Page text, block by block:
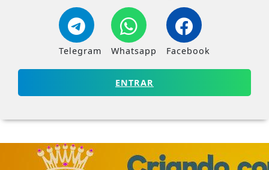
Telegram Whatsapp Facebook
ENTRAR